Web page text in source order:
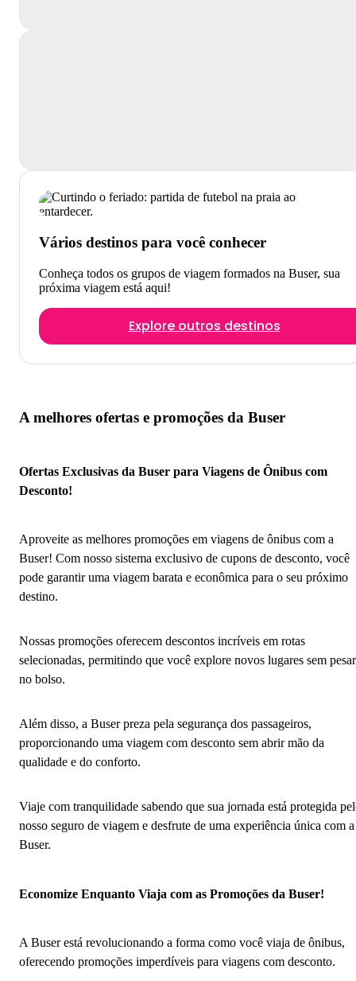
Vários destinos para você conhecer
Conheça todos os grupos de viagem formados na Buser, sua
próxima viagem está aqui!
Explore outros destinos
A melhores ofertas e promoções da Buser
Ofertas Exclusivas da Buser para Viagens de Ônibus com
Desconto!
Aproveite as melhores promoções em viagens de ônibus com a
Buser! Com nosso sistema exclusivo de cupons de desconto, você
pode garantir uma viagem barata e econômica para o seu próximo
destino.
Nossas promoções oferecem descontos incríveis em rotas
selecionadas, permitindo que você explore novos lugares sem pesar
no bolso.
Além disso, a Buser preza pela segurança dos passageiros,
proporcionando uma viagem com desconto sem abrir mão da
qualidade e do conforto.
Viaje com tranquilidade sabendo que sua jornada está protegida
nosso seguro de viagem e desfrute de uma experiência única com a
Buser.
Economize Enquanto Viaja com as Promoções da Buser!
A Buser está revolucionando a forma como você viaja de ônibus,
oferecendo promoções imperdíveis para viagens com desconto.